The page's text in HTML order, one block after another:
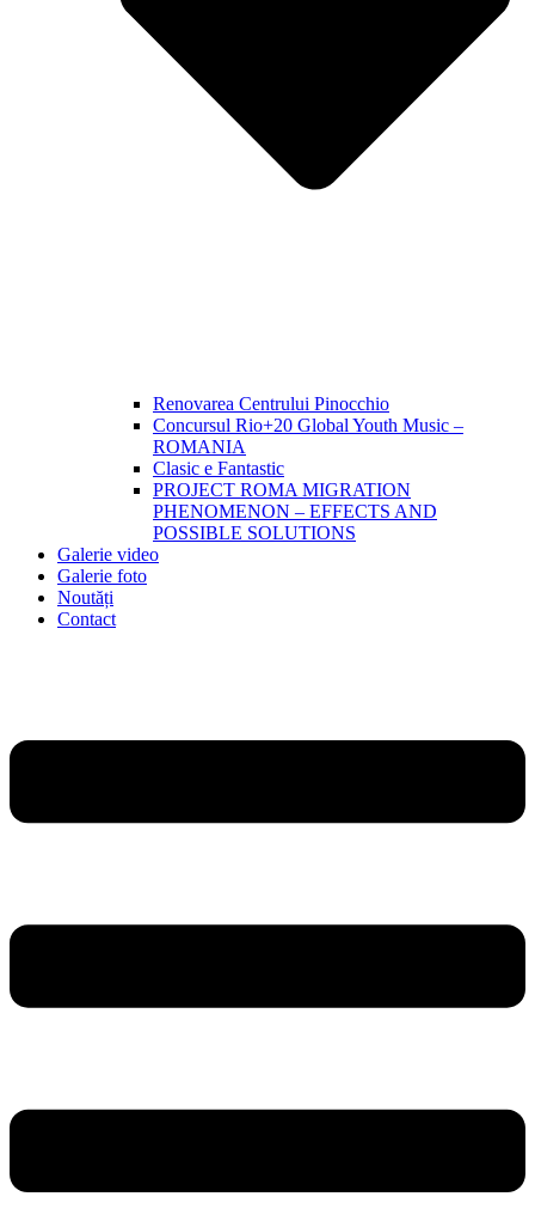
Renovarea Centrului Pinocchio
Concursul Rio+20 Global Youth Music –
ROMANIA
Clasic e Fantastic
PROJECT ROMA MIGRATION
PHENOMENON – EFFECTS AND
POSSIBLE SOLUTIONS
Galerie video
Galerie foto
Noutăți
Contact